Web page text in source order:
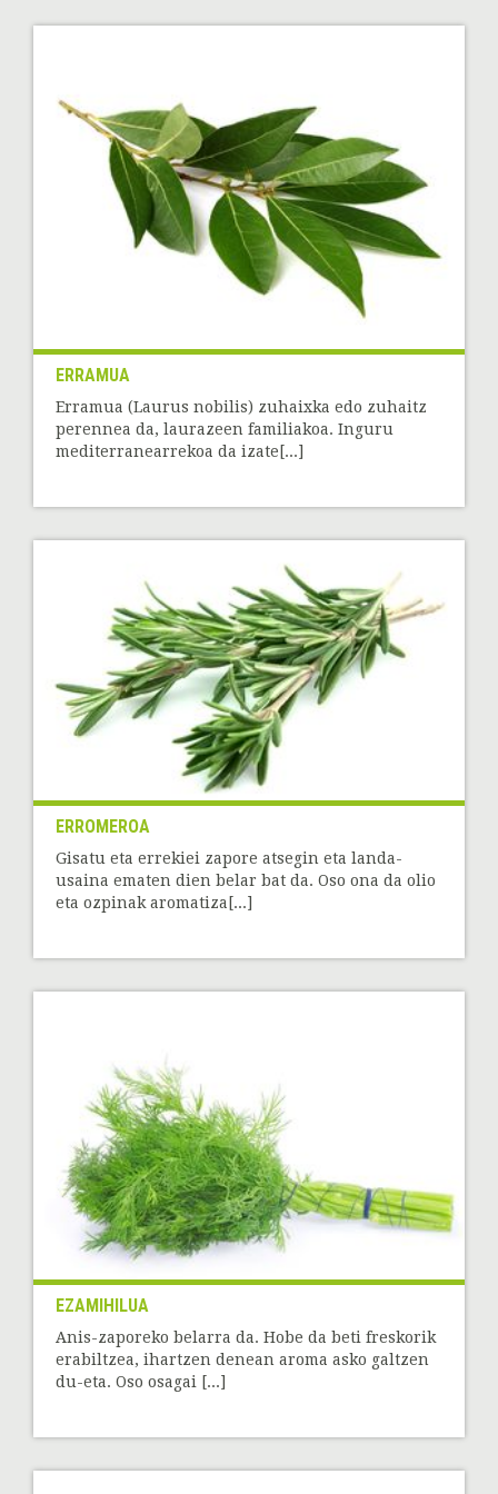
ERRAMUA
Erramua (Laurus nobilis) zuhaixka edo zuhaitz
perennea da, laurazeen familiakoa. Inguru
mediterranearrekoa da izate[...]
ERROMEROA
Gisatu eta errekiei zapore atsegin eta landa-
usaina ematen dien belar bat da. Oso ona da olio
eta ozpinak aromatiza[...]
EZAMIHILUA
Anis-zaporeko belarra da. Hobe da beti freskorik
erabiltzea, ihartzen denean aroma asko galtzen
du-eta. Oso osagai [...]